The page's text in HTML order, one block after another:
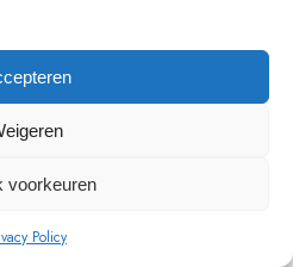
voorkeuren
Policy